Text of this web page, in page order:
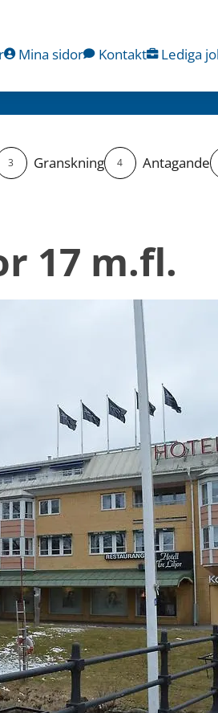
Mina sidor Kontakt Lediga
3 Granskning 4 Antagande
17 m.fl.